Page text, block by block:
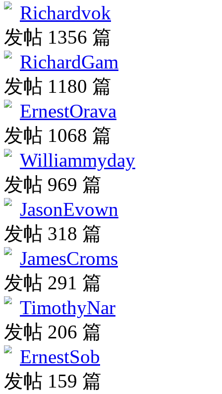
Richardvok
发帖 1356 篇
RichardGam
发帖 1180 篇
ErnestOrava
发帖 1068 篇
Williammyday
发帖 969 篇
JasonEvown
发帖 318 篇
JamesCroms
发帖 291 篇
TimothyNar
发帖 206 篇
ErnestSob
发帖 159 篇